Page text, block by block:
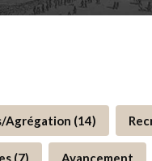
Agrégation (14)
(7) Avancement